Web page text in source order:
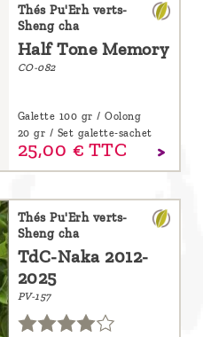
Thés Pu'Erh verts-
Sheng cha
Half Tone Memory
CO-082
Galette 100 gr / Oolong
20 gr / Set galette-sachet
25,00 € TTC
Thés Pu'Erh verts-
Sheng cha
TdC-Naka 2012-
2025
PV-157